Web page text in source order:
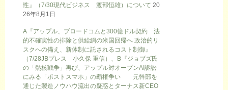
性』（7/30現代ビジネス 渡部恒雄）について 20
26年8月1日
A『アップル、ブロードコムと300億ドル契約 法
的不確実性の排除と供給網の米国回帰へ 政治的リ
スクへの備え、新体制に託されるコスト制御』
（7/28JBプレス 小久保 重信）、B『ジョブズ氏
の「熱核戦争」再び、アップル対オープンAI訴訟
にみる「ポストスマホ」の覇権争い 元幹部を
通じた製造ノウハウ流出の疑惑とターナス新CEO